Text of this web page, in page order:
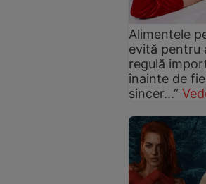
Alimentele
evită pentru
regulă
înainte de
sincer...”